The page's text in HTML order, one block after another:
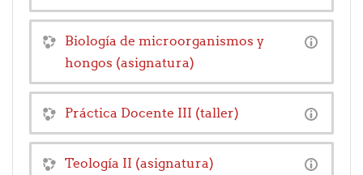
Biología de microorganismos y
hongos (asignatura)
Práctica Docente III (taller)
Teología II (asignatura)